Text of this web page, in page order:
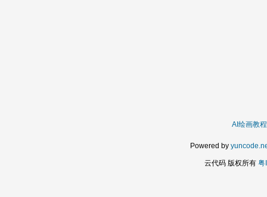
AI绘画教程
Powered by
云代码 版权所有 粤